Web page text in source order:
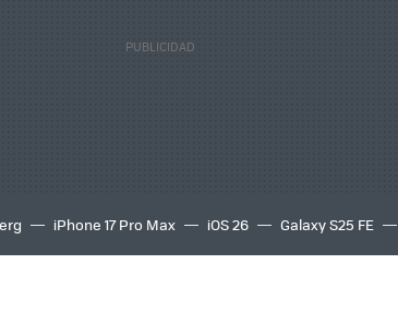
iPhone 17 Pro Max iOS 26 Galaxy S25 FE